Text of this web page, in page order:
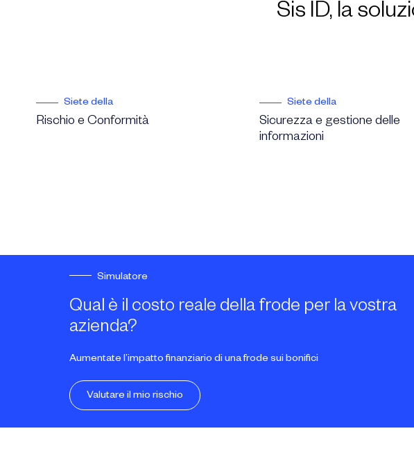
Sis ID, la
Siete della
Rischio e Conformità
Siete della
Sicurezza e gestione delle
informazioni
Simulatore
Qual è il costo reale della frode per la vostra
azienda?
Aumentate l’impatto finanziario di una frode sui bonifici
Valutare il mio rischio